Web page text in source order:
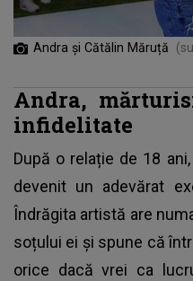
Andra și Cătălin Măruță
Andra,
infidelitate
După o relație de 18 ani,
devenit un adevărat
Îndrăgita artistă are
soțului ei și spune că
orice dacă vrei ca